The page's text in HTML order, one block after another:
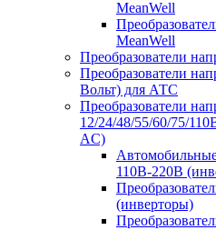
MeanWell
MeanWell
Преобразователи
Преобразователи
Вольт) для АТС
Преобразователи
12/24/48/55/60/75/
AC)
110В-220В
(инверторы)